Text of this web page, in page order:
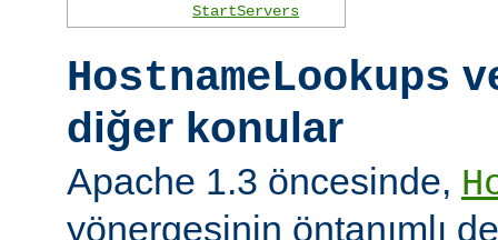
StartServers
HostnameLookups
diğer konular
Apache 1.3 öncesinde,
yönergesinin öntanımlı